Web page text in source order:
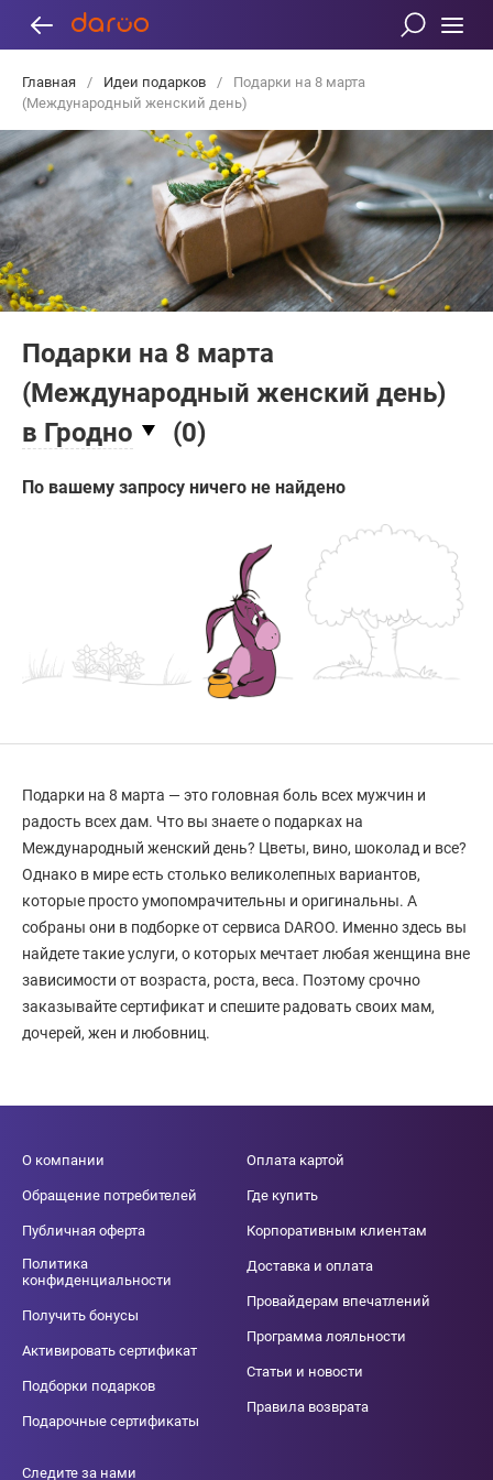
Главная / Идеи подарков /
Подарки на 8 марта
(Международный женский день)
Подарки на 8 марта
(Международный женский день)
в Гродно
(0)
По вашему запросу ничего не найдено
Подарки на 8 марта — это головная боль всех мужчин и
радость всех дам. Что вы знаете о подарках на
Международный женский день? Цветы, вино, шоколад и все?
Однако в мире есть столько великолепных вариантов,
которые просто умопомрачительны и оригинальны. А
собраны они в подборке от сервиса DAROO. Именно здесь вы
найдете такие услуги, о которых мечтает любая женщина вне
зависимости от возраста, роста, веса. Поэтому срочно
заказывайте сертификат и спешите радовать своих мам,
дочерей, жен и любовниц.
О компании
Обращение потребителей
Публичная оферта
Политика
конфиденциальности
Получить бонусы
Активировать сертификат
Подборки подарков
Подарочные сертификаты
Оплата картой
Где купить
Корпоративным клиентам
Доставка и оплата
Провайдерам впечатлений
Программа лояльности
Статьи и новости
Правила возврата
Следите за нами